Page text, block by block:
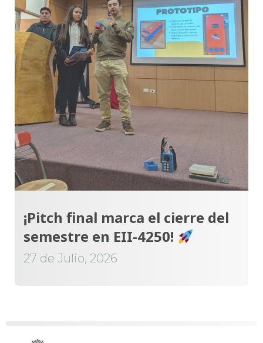
¡Pitch final marca el cierre del
semestre en EII-4250!
27 de Julio, 2026